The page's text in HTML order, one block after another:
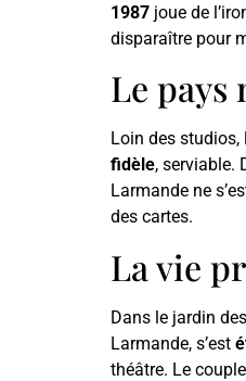
1987 joue de
disparaître pour
Le pays
Loin des studios,
fidèle, serviable.
Larmande ne
des cartes.
La vie
Dans le jardin
Larmande, s’est
théâtre. Le